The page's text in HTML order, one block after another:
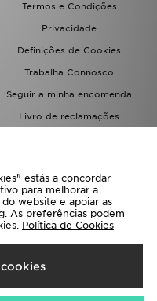
Termos e Condições
Privacidade
Definições de Cookies
Trabalha Connosco
Seguir a minha encomenda
Livro de reclamações
estás a concordar
para melhorar a
website e apoiar as
As preferências podem
Política de Cookies